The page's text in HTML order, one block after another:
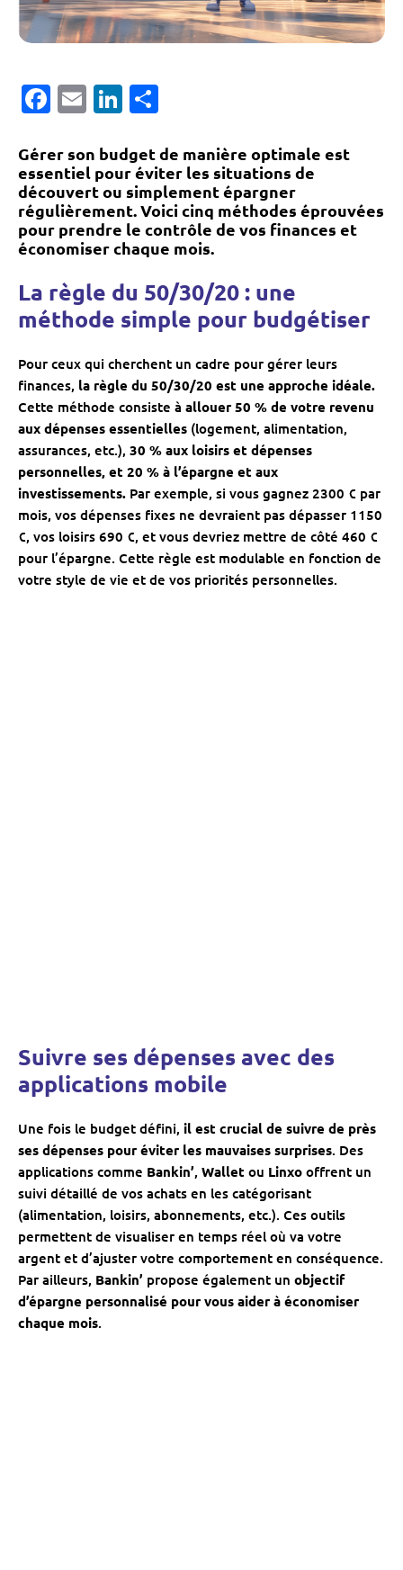
Facebook
EmailLinkedIn
Gérer son budget de manière optimale est
essentiel pour éviter les situations de
découvert ou simplement épargner
régulièrement. Voici cinq méthodes éprouvées
pour prendre le contrôle de vos finances et
économiser chaque mois.
La règle du 50/30/20 : une
méthode simple pour budgétiser
Pour ceux qui cherchent un cadre pour gérer leurs
finances, la règle du 50/30/20 est une approche idéale.
Cette méthode consiste à allouer 50 % de votre revenu
aux dépenses essentielles (logement, alimentation,
assurances, etc.), 30 % aux loisirs et dépenses
personnelles, et 20 % à l’épargne et aux
investissements. Par exemple, si vous gagnez 2300 € par
mois, vos dépenses fixes ne devraient pas dépasser 1150
€, vos loisirs 690 €, et vous devriez mettre de côté 460 €
pour l’épargne. Cette règle est modulable en fonction de
votre style de vie et de vos priorités personnelles.
Suivre ses dépenses avec des
applications mobile
Une fois le budget défini, il est crucial de suivre de près
ses dépenses pour éviter les mauvaises surprises. Des
applications comme Bankin’, Wallet ou Linxo offrent un
suivi détaillé de vos achats en les catégorisant
(alimentation, loisirs, abonnements, etc.). Ces outils
permettent de visualiser en temps réel où va votre
argent et d’ajuster votre comportement en conséquence.
Par ailleurs, Bankin’ propose également un objectif
d’épargne personnalisé pour vous aider à économiser
chaque mois.